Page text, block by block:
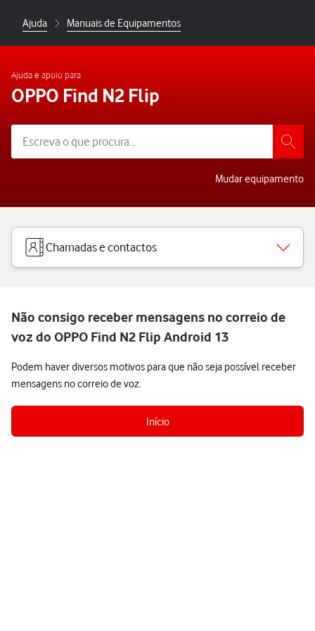
Ajuda Manuais de Equipamentos
Ajuda e apoio para
OPPO Find N2 Flip
Mudar equipamento
Chamadas e contactos
Não consigo receber mensagens no correio de
voz do OPPO Find N2 Flip Android 13
Podem haver diversos motivos para que não seja possível receber
mensagens no correio de voz.
Início